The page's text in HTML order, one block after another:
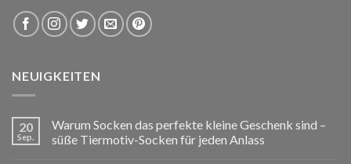
NEUIGKEITEN
20
Sep.
Warum Socken das perfekte kleine Geschenk sind –
süße Tiermotiv-Socken für jeden Anlass